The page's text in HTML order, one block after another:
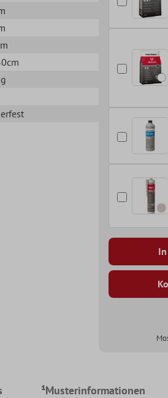
¹Musterinformationen